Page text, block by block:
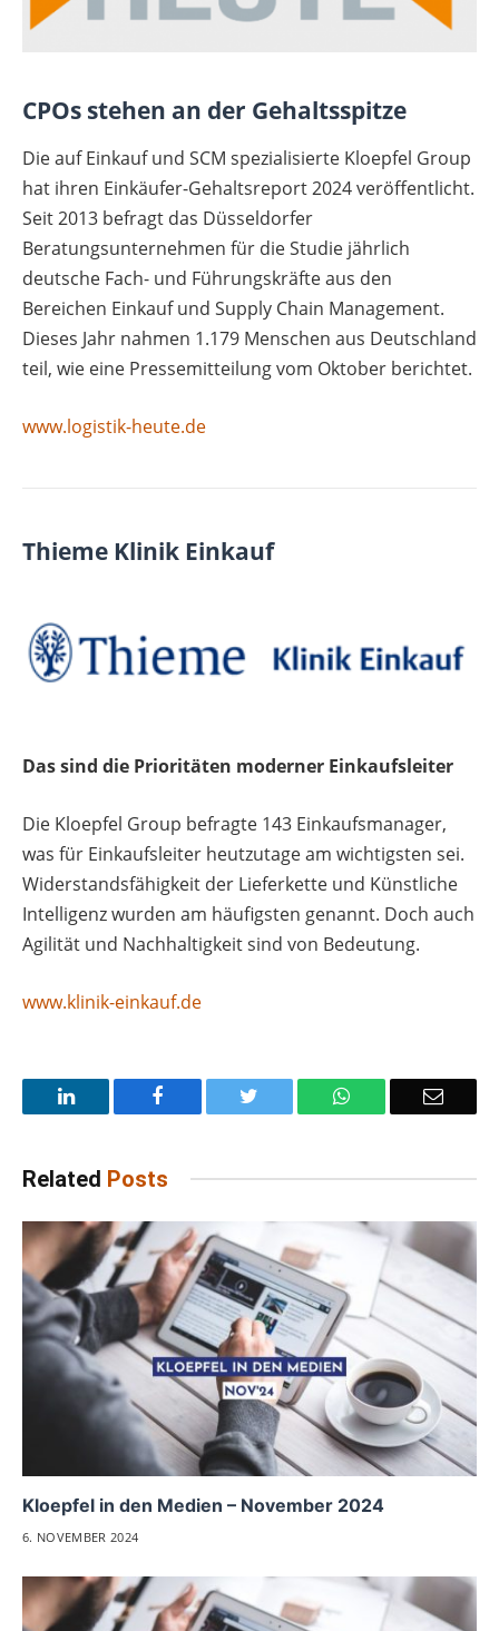
CPOs stehen an der Gehaltsspitze
Die auf Einkauf und SCM spezialisierte Kloepfel Group
hat ihren Einkäufer-Gehaltsreport 2024 veröffentlicht.
Seit 2013 befragt das Düsseldorfer
Beratungsunternehmen für die Studie jährlich
deutsche Fach- und Führungskräfte aus den
Bereichen Einkauf und Supply Chain Management.
Dieses Jahr nahmen 1.179 Menschen aus Deutschland
teil, wie eine Pressemitteilung vom Oktober berichtet.
www.logistik-heute.de
Thieme Klinik Einkauf
Das sind die Prioritäten moderner Einkaufsleiter
Die Kloepfel Group befragte 143 Einkaufsmanager,
was für Einkaufsleiter heutzutage am wichtigsten sei.
Widerstandsfähigkeit der Lieferkette und Künstliche
Intelligenz wurden am häufigsten genannt. Doch auch
Agilität und Nachhaltigkeit sind von Bedeutung.
www.klinik-einkauf.de
LinkedIn Facebook WhatsApp Email
Related Posts
Kloepfel in den Medien – November 2024
6. NOVEMBER 2024